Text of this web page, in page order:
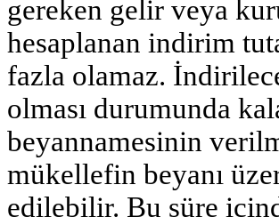
gereken gelir veya
hesaplanan indirim
fazla olamaz.
olması durumunda
beyannamesinin
mükellefin beyanı
edilebilir. Bu süre